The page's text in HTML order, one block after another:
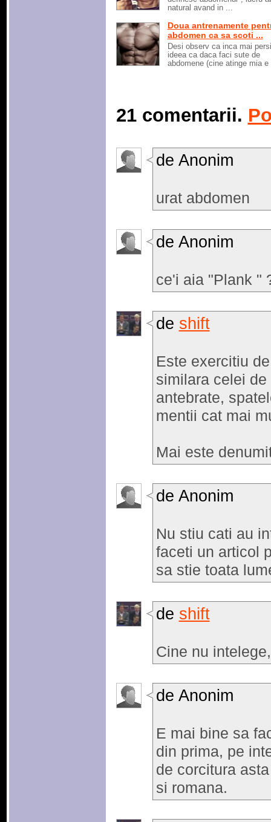
natural avand in ...
Doua antrenamente
abdomen ca sa scoti ...
Desi observ ca inca mai
ideea ca daca faci sute de
abdomene (cine atinge mia e
21 comentarii.
de Anonim
urat abdomen
de Anonim
ce'i aia "Plank "
de shift
Este exercitiu
similara celei
antebrate,
mentii cat mai
Mai este
de Anonim
Nu stiu cati au
faceti un articol
sa stie toata
de shift
Cine nu
de Anonim
E mai bine sa
din prima, pe
de corcitura
si romana.